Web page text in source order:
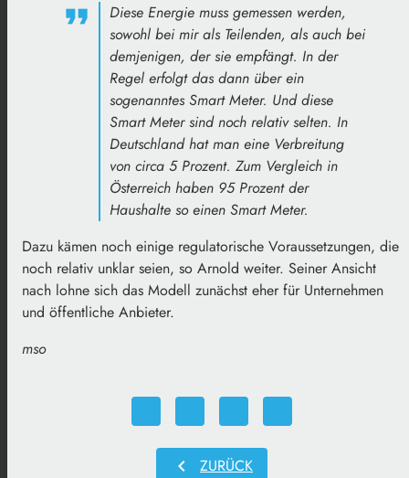
Diese Energie muss gemessen werden,
sowohl bei mir als Teilenden, als auch bei
demjenigen, der sie empfängt. In der
Regel erfolgt das dann über ein
sogenanntes Smart Meter. Und diese
Smart Meter sind noch relativ selten. In
Deutschland hat man eine Verbreitung
von circa 5 Prozent. Zum Vergleich in
Österreich haben 95 Prozent der
Haushalte so einen Smart Meter.
Dazu kämen noch einige regulatorische Voraussetzungen, die
noch relativ unklar seien, so Arnold weiter. Seiner Ansicht
nach lohne sich das Modell zunächst eher für Unternehmen
und öffentliche Anbieter.
mso
chevron_left ZURÜCK